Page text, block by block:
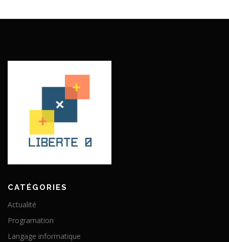
CATÉGORIES
Actualité
Programation
Langage informatique